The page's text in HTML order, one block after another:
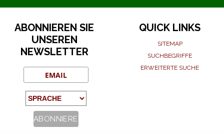
ABONNIEREN SIE
UNSEREN
NEWSLETTER
QUICK LINKS
SITEMAP
SUCHBEGRIFFE
ERWEITERTE SUCHE